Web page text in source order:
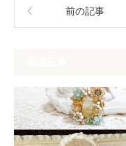
前の記事